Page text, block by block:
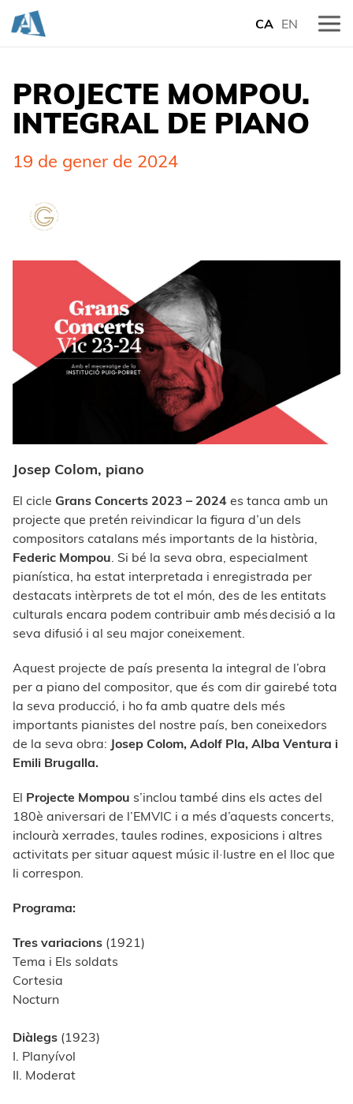
CA EN
PROJECTE MOMPOU.
INTEGRAL DE PIANO
19 de gener de 2024
Josep Colom, piano
El cicle Grans Concerts 2023 – 2024 es tanca amb un
projecte que pretén reivindicar la figura d’un dels
compositors catalans més importants de la història,
Federic Mompou. Si bé la seva obra, especialment
pianística, ha estat interpretada i enregistrada per
destacats intèrprets de tot el món, des de les entitats
culturals encara podem contribuir amb més decisió a la
seva difusió i al seu major coneixement.
Aquest projecte de país presenta la integral de l’obra
per a piano del compositor, que és com dir gairebé tota
la seva producció, i ho fa amb quatre dels més
importants pianistes del nostre país, ben coneixedors
de la seva obra: Josep Colom, Adolf Pla, Alba Ventura i
Emili Brugalla.
El Projecte Mompou s’inclou també dins els actes del
180è aniversari de l’EMVIC i a més d’aquests concerts,
inclourà xerrades, taules rodines, exposicions i altres
activitats per situar aquest músic il·lustre en el lloc que
li correspon.
Programa:
Tres variacions (1921)
Tema i Els soldats
Cortesia
Nocturn
Diàlegs (1923)
I. Planyívol
II. Moderat